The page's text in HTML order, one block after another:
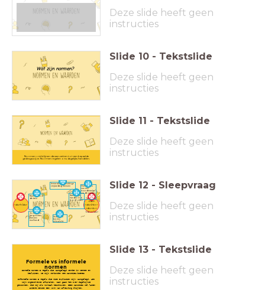
Deze slide heeft geen
instructies
Wat zijn normen?
Slide 10 - Tekstslide
Deze slide heeft geen
instructies
Normen = richtlijnen die aanzetten tot een bepaalde
gedragswijze. Normen regelen ons dagelijks handelen.
Slide 11 - Tekstslide
Deze slide heeft geen
instructies
<div>1</div>
<div><br>
</div>
<div>2<br>
<div><br>
</div></div>
Iemand een gelukkige
verjaardag wensen
Stoppen
bij een
stoplicht
Niet roken in
de trein
Niet met je
handen in je
bord zitten
Je vrienden
begroeten
met een
kus/hand
Het dragen
van een
mondmaske
r in de winkel
Slide 12 - Sleepvraag
Deze slide heeft geen
instructies
Formele vs informele
normen
Formele normen = regels die vastgelegd werden in wetten en
besluiten. Ze zijn verbonden met sancties/boetes
Informele normen = regels die niet expliciet zijn vastgelegd. Het
zijn ongeschreven afspraken. Vaak gaat het over dagelijkse
gewoonten, die wij als normaal beschouwen. Geen sancties wel laten
andere mensen een vorm van afkeuring blijken.
Slide 13 - Tekstslide
Deze slide heeft geen
instructies